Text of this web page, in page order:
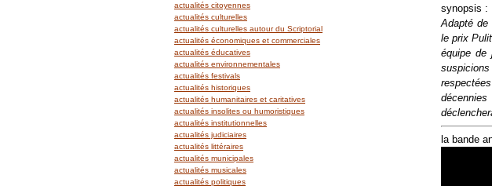
actualités citoyennes
actualités culturelles
actualités culturelles autour du Scriptorial
actualités économiques et commerciales
actualités éducatives
actualités environnementales
actualités festivals
actualités historiques
actualités humanitaires et caritatives
actualités insolites ou humoristiques
actualités institutionnelles
actualités judiciaires
actualités littéraires
actualités municipales
actualités musicales
actualités politiques
synopsis :
Adapté de
le prix
équipe de
la bande